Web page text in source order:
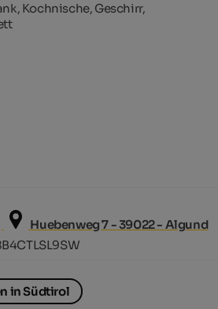
Kochnische, Geschirr,
Huebenweg 7 - 39022 - Algund
in Südtirol